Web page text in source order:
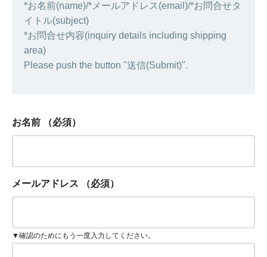
*お名前(name)/*メールアドレス(email)/*お問合せタ
イトル(subject)
*お問合せ内容(inquiry details including shipping
area)
Please push the button "送信(Submit)".
お名前 （必須）
メールアドレス （必須）
▼確認のためにもう一度入力してください。